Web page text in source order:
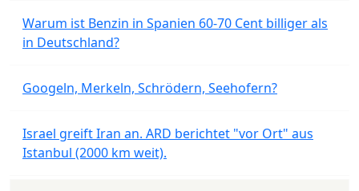
Warum ist Benzin in Spanien 60-70 Cent billiger als
in Deutschland?
Googeln, Merkeln, Schrödern, Seehofern?
Israel greift Iran an. ARD berichtet "vor Ort" aus
Istanbul (2000 km weit).